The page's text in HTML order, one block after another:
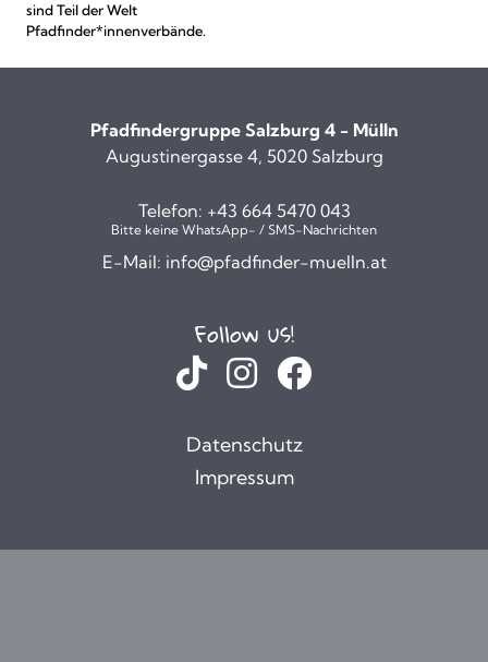
sind Teil der Welt
Pfadfinder*innenverbände.
Pfadfindergruppe Salzburg 4 - Mülln
Augustinergasse 4, 5020 Salzburg
Telefon: +43 664 5470 043
Bitte keine WhatsApp- / SMS-Nachrichten
E-Mail: info@pfadfinder-muelln.at
Follow us!
Datenschutz
Impressum